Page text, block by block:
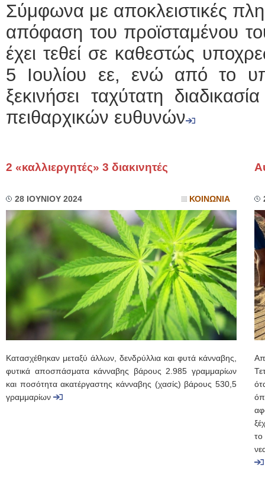
Σύμφωνα με αποκλειστικές
απόφαση του προϊσταμένου
έχει τεθεί σε καθεστώς
5 Ιουλίου εε, ενώ από το
ξεκινήσει ταχύτατη
πειθαρχικών ευθυνών
2 «καλλιεργητές» 3 διακινητές
28 ΙΟΥΝΙΟΥ 2024 ΚΟΙΝΩΝΙΑ
Κατασχέθηκαν μεταξύ άλλων, δενδρύλλια και φυτά κάνναβης,
φυτικά αποσπάσματα κάνναβης βάρους 2.985 γραμμαρίων
και ποσότητα ακατέργαστης κάνναβης (χασίς) βάρους 530,5
γραμμαρίων
το